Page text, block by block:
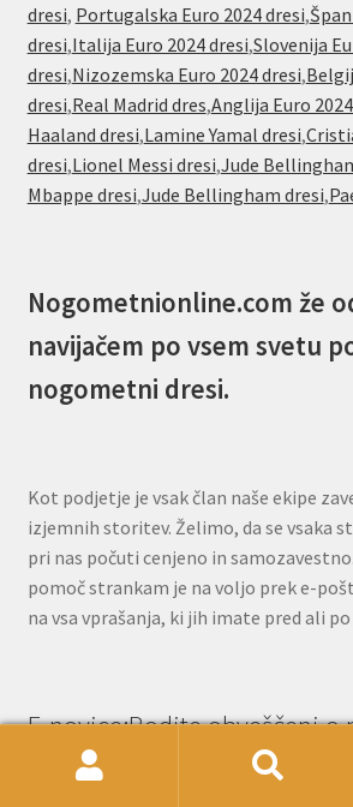
dresi, Portugalska Euro 2024 dresi,
dresi,Italija Euro 2024 dresi,Slovenija
dresi,Nizozemska Euro 2024 dresi,
dresi,Real Madrid dres,Anglija Euro
Haaland dresi,Lamine Yamal dresi,
dresi,Lionel Messi dresi,Jude
Mbappe dresi,Jude Bellingham dresi,
Nogometnionline.com že
navijačem po vsem svetu
nogometni dresi.
Kot podjetje je vsak član naše ekipe
izjemnih storitev. Želimo, da se vsaka
pri nas počuti cenjeno in
pomoč strankam je na voljo prek e-
na vsa vprašanja, ki jih imate pred ali
E-novice:Bodite obveščeni o
posebnih ponudbah!